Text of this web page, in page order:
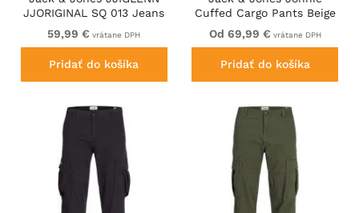
JJORIGINAL SQ 013 Jeans
Blue Denim
59,99 € vrátane DPH
Pridať do košíka
Cuffed Cargo Pants Beige
Od 69,99 € vrátane DPH
Pridať do košíka